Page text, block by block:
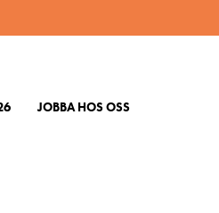
JOBBA HOS OSS